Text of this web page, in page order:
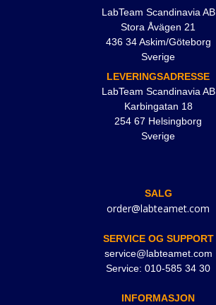
LabTeam Scandinavia AB
Stora Åvägen 21
436 34 Askim/Göteborg
Sverige
LEVERINGSADRESSE
LabTeam Scandinavia AB
Karbingatan 18
254 67 Helsingborg
Sverige
SALG
order@labteamet.com
SERVICE OG SUPPORT
service@labteamet.com
Service: 010-585 34 30
INFORMASJON